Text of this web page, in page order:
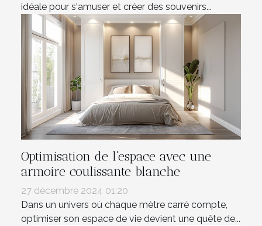
idéale pour s'amuser et créer des souvenirs...
Optimisation de l'espace avec une
armoire coulissante blanche
27 décembre 2024 01:20
Dans un univers où chaque mètre carré compte,
optimiser son espace de vie devient une quête de...